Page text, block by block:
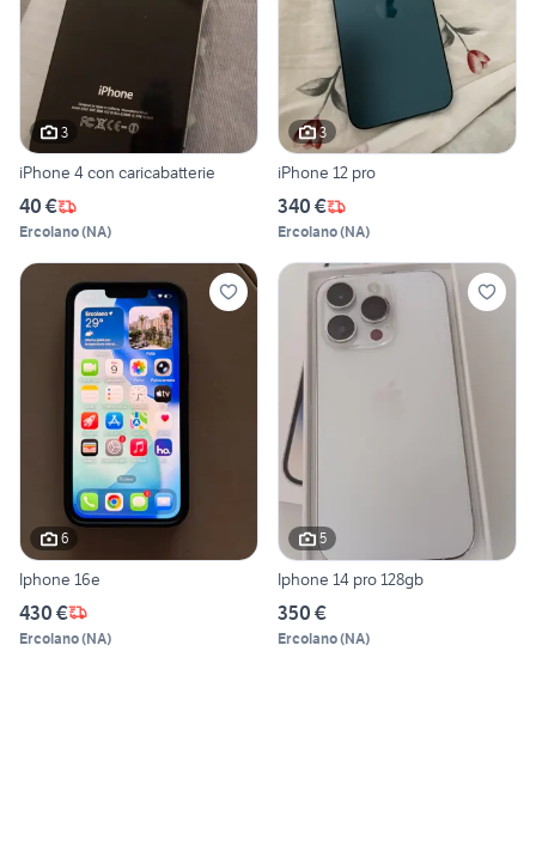
3
iPhone 4 con caricabatterie
40 €
Ercolano(NA)
3
iPhone 12 pro
340 €
Ercolano(NA)
6
Iphone 16e
430 €
Ercolano(NA)
5
Iphone 14 pro 128gb
350 €
Ercolano(NA)